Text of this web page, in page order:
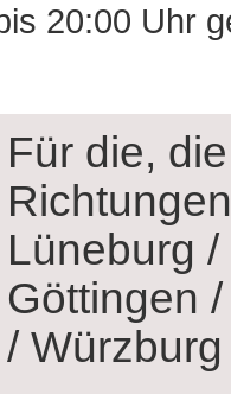
20:00 Uhr
Für die,
Lüneburg
Göttingen
/